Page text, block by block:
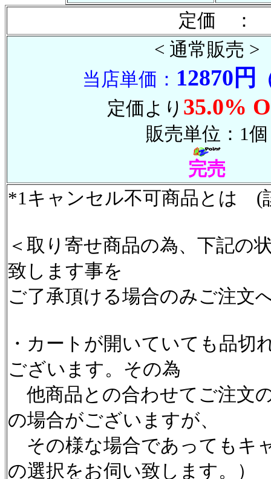
定価 ：
< 通常販売 >
当店単価： 12870円
定価より 35.0%
販売単位：1個
完売
*1キャンセル不可商品とは (
＜取り寄せ商品の為、下記の
致します事を
ご了承頂ける場合のみご注文
・カートが開いていても品切
ございます。その為
他商品との合わせてご注文
の場合がございますが、
その様な場合であってもキ
の選択をお伺い致します。）